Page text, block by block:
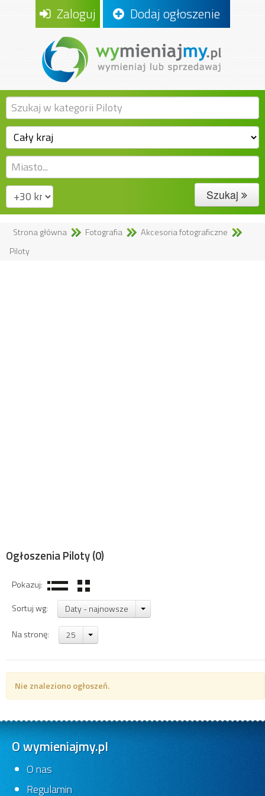
Zaloguj Dodaj ogłoszenie
Szukaj
Strona główna Fotografia
Akcesoria fotograficzne
Piloty
Ogłoszenia Piloty(0)
Pokazuj:
Sortuj wg:
Daty - najnowsze
Na stronę: 25
Nie znaleziono ogłoszeń.
O wymieniajmy.pl
O nas
Regulamin